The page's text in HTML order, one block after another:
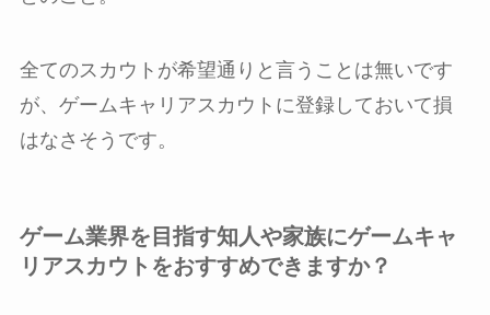
全てのスカウトが希望通りと言うことは無いです
が、ゲームキャリアスカウトに登録しておいて損
はなさそうです。
ゲーム業界を目指す知人や家族にゲームキャ
リアスカウトをおすすめできますか？